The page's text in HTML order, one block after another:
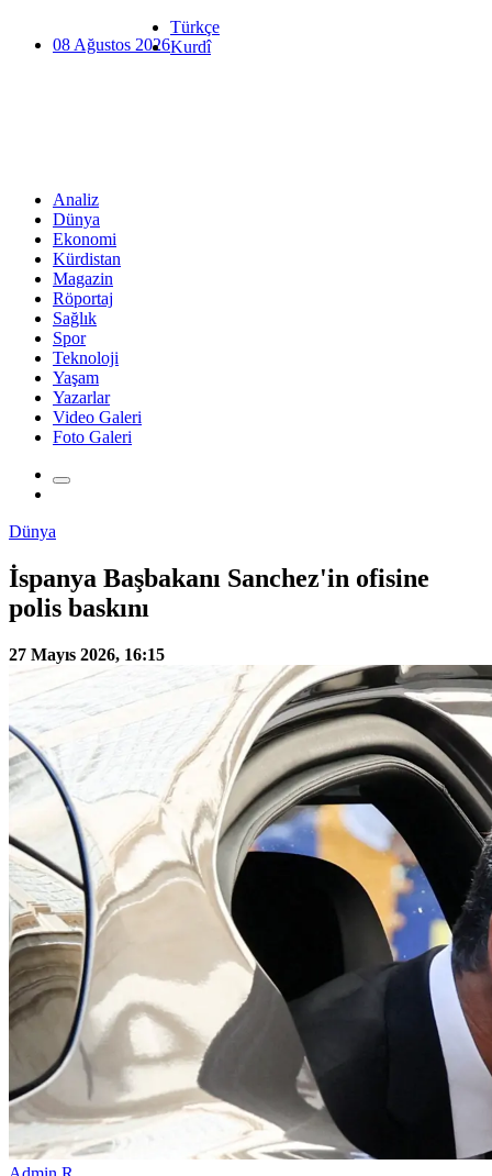
08 Ağustos 2026
Türkçe
Kurdî
Analiz
Dünya
Ekonomi
Kürdistan
Magazin
Röportaj
Sağlık
Spor
Teknoloji
Yaşam
Yazarlar
Video Galeri
Foto Galeri
Dünya
İspanya Başbakanı Sanchez'in ofisine
polis baskını
27 Mayıs 2026, 16:15